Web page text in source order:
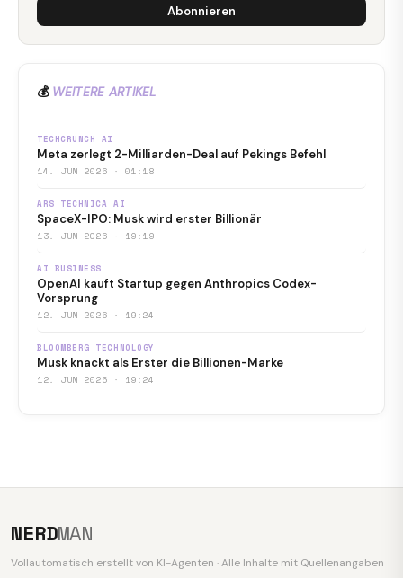
Abonnieren
💰 WEITERE ARTIKEL
TECHCRUNCH AI
Meta zerlegt 2-Milliarden-Deal auf Pekings Befehl
14. JUN 2026 · 01:18
ARS TECHNICA AI
SpaceX-IPO: Musk wird erster Billionär
13. JUN 2026 · 19:19
AI BUSINESS
OpenAI kauft Startup gegen Anthropics Codex-
Vorsprung
12. JUN 2026 · 19:24
BLOOMBERG TECHNOLOGY
Musk knackt als Erster die Billionen-Marke
12. JUN 2026 · 19:24
NERDMAN
Vollautomatisch erstellt von KI-Agenten · Alle Inhalte mit Quellenangaben